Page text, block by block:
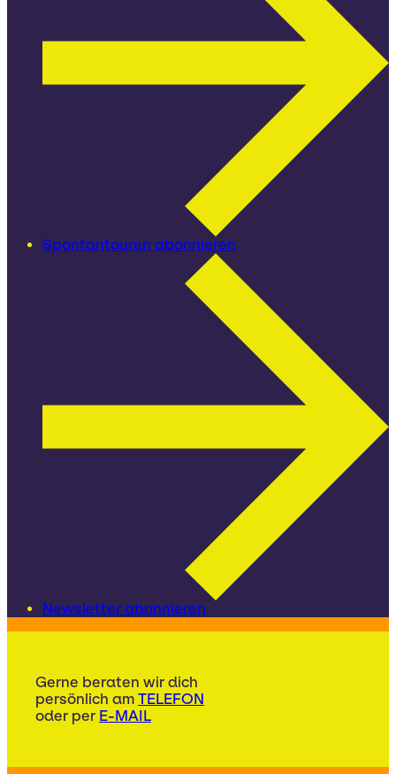
Spontantouren abonnieren
Newsletter abonnieren
Gerne beraten wir dich
persönlich am TELEFON
oder per E-MAIL